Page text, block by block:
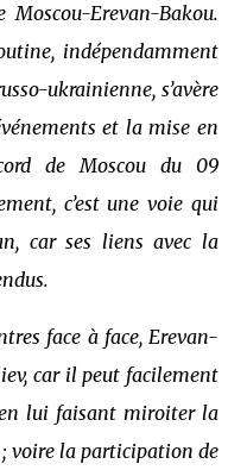
Erevan-Bakou.
indépendamment
ukrainienne, s’avère
et la mise en
de Moscou du 09
c’est une voie qui
car ses liens avec la
face à face, Erevan-
car il peut facilement
lui faisant miroiter la
voire la participation de